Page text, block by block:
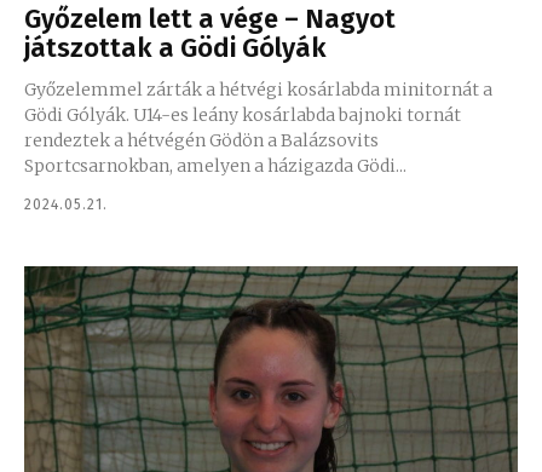
Győzelem lett a vége – Nagyot
játszottak a Gödi Gólyák
Győzelemmel zárták a hétvégi kosárlabda minitornát a
Gödi Gólyák. U14-es leány kosárlabda bajnoki tornát
rendeztek a hétvégén Gödön a Balázsovits
Sportcsarnokban, amelyen a házigazda Gödi...
2024.05.21.